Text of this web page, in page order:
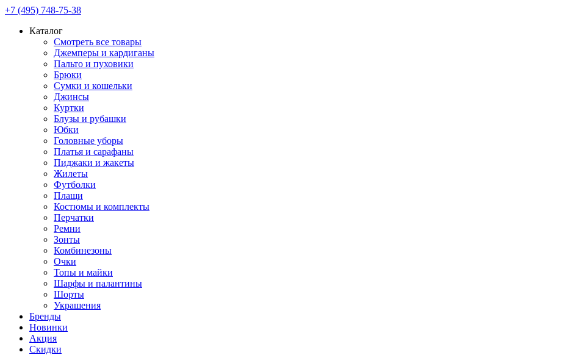
+7 (495) 748-75-38
Каталог
Смотреть все товары
Джемперы и кардиганы
Пальто и пуховики
Брюки
Сумки и кошельки
Джинсы
Куртки
Блузы и рубашки
Юбки
Головные уборы
Платья и сарафаны
Пиджаки и жакеты
Жилеты
Футболки
Плащи
Костюмы и комплекты
Перчатки
Ремни
Зонты
Комбинезоны
Очки
Топы и майки
Шарфы и палантины
Шорты
Украшения
Бренды
Новинки
Акция
Скидки